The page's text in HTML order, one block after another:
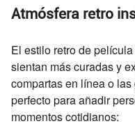
Atmósfera retro
El estilo retro de
sientan más curadas y
compartas en línea o
perfecto para añadir
momentos cotidianos: